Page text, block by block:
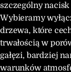
szczególny
Wybieramy
drzewa, które
trwałością w
gałęzi, bardziej
warunków